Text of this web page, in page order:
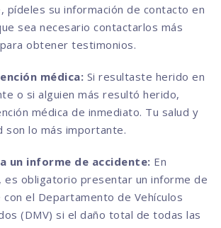
pídeles su información de contacto en
sea necesario contactarlos más
obtener testimonios.
médica: Si resultaste herido en
o si alguien más resultó herido,
médica de inmediato. Tu salud y
son lo más importante.
un informe de accidente: En
es obligatorio presentar un informe de
con el Departamento de Vehículos
(DMV) si el daño total de todas las